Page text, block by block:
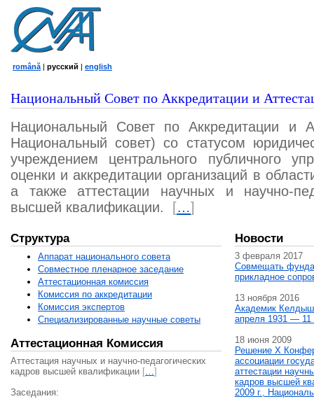
română | русский | english
Национальный Совет по Аккредитации и
Национальный Совет по Аккредитации и
Национальный совет) со статусом
учреждением центрального публичного
оценки и аккредитации организаций в
а также аттестации научных и научно-
высшей квалификации.
[…]
Структура
Аппарат национального совета
Совместное пленарное заседание
Аттестационная комисcия
Комиссия по аккредитации
Комиссия экспертов
Специализированные научные советы
Аттестационная Комиссия
Аттестация научных и научно-педагогических
кадров высшей квалификации […]
Заседания:
Новости
3 февраля 2017
Совмещать
прикладное
13 ноября 2016
Академик
апреля 1931 — 11
18 июня 2009
Решение X
ассоциации
аттестации
кадров высшей
2009 г.,